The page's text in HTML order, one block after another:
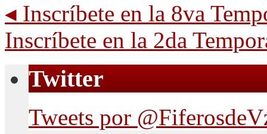
◂ Inscríbete en la 8va
Inscríbete en la 2da
Twitter
Tweets por